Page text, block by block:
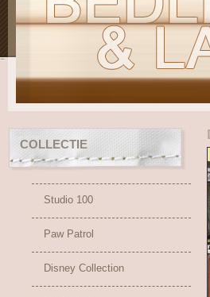
COLLECTIE
Studio 100
Paw Patrol
Disney Collection